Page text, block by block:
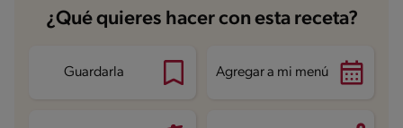
Carbohidratos 40.5 g
Energía 352.7 kcal
Proteína
Grasas saturadas 6.6 g
¿Qué quieres hacer con esta receta?
Guardarla Agregar a mi menú